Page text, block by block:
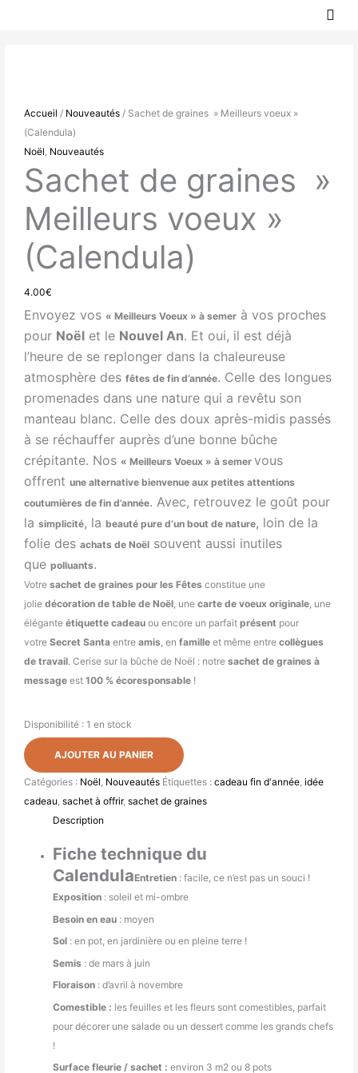
Accueil / Nouveautés / Sachet de graines » Meilleurs voeux »
(Calendula)
Noël Nouveautés
Sachet de graines »
Meilleurs voeux »
(Calendula)
4.00€
Envoyez vos « Meilleurs Voeux » à semer à vos proches
pour Noël et le Nouvel An. Et oui, il est déjà
l’heure de se replonger dans la chaleureuse
atmosphère desfêtes de fin d’année. Celle des longues
promenades dans une nature qui a revêtu son
manteau blanc. Celle des doux après-midis passés
à se réchauffer auprès d’une bonne bûche
crépitante. Nos « Meilleurs Voeux » à semervous
offrentune alternative bienvenue aux petites attentions
coutumières de fin d’année. Avec, retrouvez le goût pour
lasimplicité, labeauté pure d’un bout de nature, loin de la
folie desachats de Noël souvent aussi inutiles
quepolluants.
Votresachet de graines pour les Fêtes constitue une
joliedécoration de table de Noël , unecarte de voeux originale , une
éléganteétiquette cadeauou encore un parfaitprésent pour
votreSecret Santa entreamis , enfamilleet même entre collègues
de travail. Cerise sur la bûche de Noël : notresachet de graines à
message est100 % écoresponsable !
Disponibilité : 1 en stock
graines
"
Meilleurs
voeux"
(Calendula)
AJOUTER AU PANIER
Catégories : Noël, Nouveautés Étiquettes :cadeau fin d'année,idée
cadeau,sachet à offrir,sachet de graines
Description
Fiche technique du
CalendulaEntretien : facile, ce n’est pas un souci !
Exposition : soleil et mi-ombre
Besoin en eau : moyen
Sol : en pot, en jardinière ou en pleine terre !
Semis : de mars à juin
Floraison : d’avril à novembre
Comestible : les feuilles et les fleurs sont comestibles, parfait
pour décorer une salade ou un dessert comme les grands chefs
!
Surface fleurie / sachet :environ 3 m2 ou 8 pots